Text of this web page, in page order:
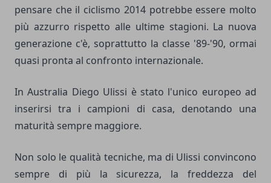
pensare che il ciclismo 2014 potrebbe essere molto
più azzurro rispetto alle ultime stagioni. La nuova
generazione c'è, soprattutto la classe '89-'90, ormai
quasi pronta al confronto internazionale.
In Australia Diego Ulissi è stato l'unico europeo ad
inserirsi tra i campioni di casa, denotando una
maturità sempre maggiore.
Non solo le qualità tecniche, ma di Ulissi convincono
sempre di più la sicurezza, la freddezza del